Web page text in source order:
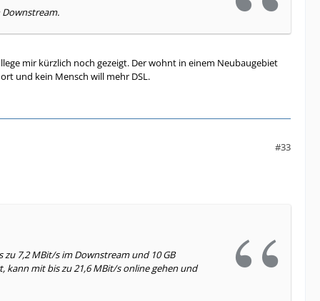
mir kürzlich noch gezeigt. Der wohnt in einem Neubaugebiet
und kein Mensch will mehr DSL.
#33
7,2 MBit/s im Downstream und 10 GB
kann mit bis zu 21,6 MBit/s online gehen und